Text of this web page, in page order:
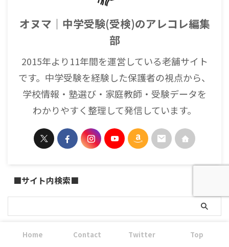
オヌマ｜中学受験(受検)のアレコレ編集
部
2015年より11年間を運営している老舗サイト
です。中学受験を経験した保護者の視点から、
学校情報・塾選び・家庭教師・受験データを
わかりやすく整理して発信しています。
■サイト内検索■
■当サイトへのリンク・引用について■
Home Contact Twitter Top